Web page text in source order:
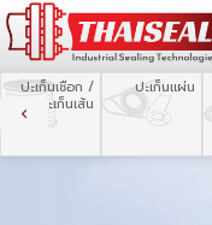
ปะเก็นเชือก /
ปะเก็นเส้น
ปะเก็นแผ่น